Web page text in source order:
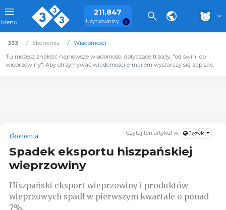
Menu
211.847
Użytkownicy
333 Ekonomia
Wiadomości
Tu możesz znaleźć najnowsze wiadomości dotyczące trzody, "od świni do
wieprzowiny". Aby otrzymywać wiadomości e-mailem wystarczy się zapisać.
Czytaj ten artykuł w: Język
Ekonomia
Spadek eksportu hiszpańskiej
wieprzowiny
Hiszpański eksport wieprzowiny i produktów
wieprzowych spadł w pierwszym kwartale o ponad
7%.